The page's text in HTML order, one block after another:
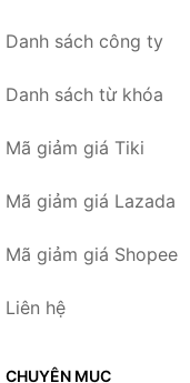
Danh sách công ty
Danh sách từ khóa
Mã giảm giá Tiki
Mã giảm giá Lazada
Mã giảm giá Shopee
Liên hệ
CHUYÊN MỤC